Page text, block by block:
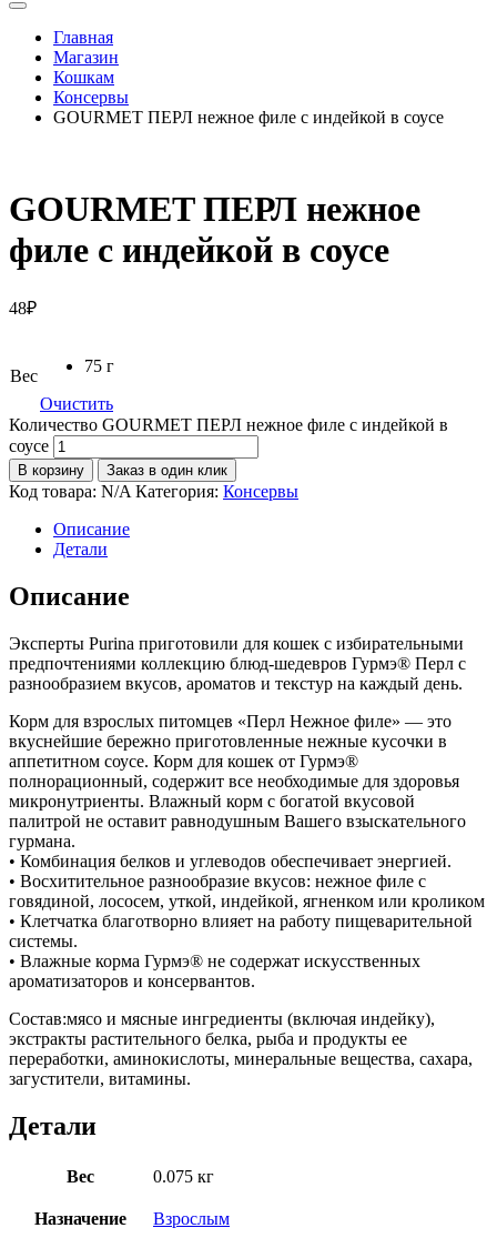
Главная
Магазин
Кошкам
Консервы
GOURMET ПЕРЛ нежное филе с индейкой в соусе
GOURMET ПЕРЛ нежное
филе с индейкой в соусе
48₽
Вес
75 г
Очистить
Количество GOURMET ПЕРЛ нежное филе с индейкой в
соусе
В корзину Заказ в один клик
Код товара: N/A Категория: Консервы
Описание
Детали
Описание
Эксперты Purina приготовили для кошек с избирательными
предпочтениями коллекцию блюд-шедевров Гурмэ® Перл с
разнообразием вкусов, ароматов и текстур на каждый день.
Корм для взрослых питомцев «Перл Нежное филе» — это
вкуснейшие бережно приготовленные нежные кусочки в
аппетитном соусе. Корм для кошек от Гурмэ®
полнорационный, содержит все необходимые для здоровья
микронутриенты. Влажный корм с богатой вкусовой
палитрой не оставит равнодушным Вашего взыскательного
гурмана.
• Комбинация белков и углеводов обеспечивает энергией.
• Восхитительное разнообразие вкусов: нежное филе с
говядиной, лососем, уткой, индейкой, ягненком или кроликом
• Клетчатка благотворно влияет на работу пищеварительной
системы.
• Влажные корма Гурмэ® не содержат искусственных
ароматизаторов и консервантов.
Состав:мясо и мясные ингредиенты (включая индейку),
экстракты растительного белка, рыба и продукты ее
переработки, аминокислоты, минеральные вещества, сахара,
загустители, витамины.
Детали
Вес 0.075 кг
Назначение Взрослым